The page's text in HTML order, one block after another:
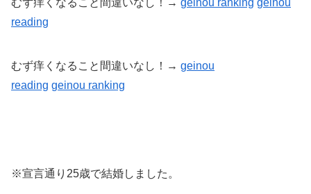
むず痒くなること間違いなし！→ geinou ranking geinou
reading
むず痒くなること間違いなし！→ geinou
reading geinou ranking
※宣言通り25歳で結婚しました。